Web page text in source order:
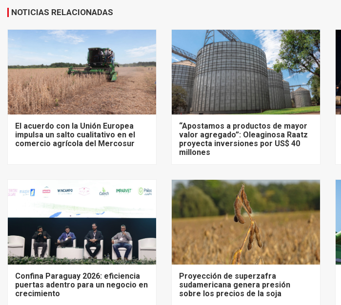
NOTICIAS RELACIONADAS
El acuerdo con la Unión Europea
impulsa un salto cualitativo en el
comercio agrícola del Mercosur
“Apostamos a productos de mayor
valor agregado”: Oleaginosa Raatz
proyecta inversiones por US$ 40
millones
Confina Paraguay 2026: eficiencia
puertas adentro para un negocio en
crecimiento
Proyección de superzafra
sudamericana genera presión
sobre los precios de la soja